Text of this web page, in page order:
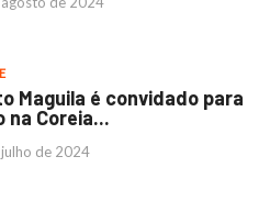
Maguila é convidado para
na Coreia...
de 2024